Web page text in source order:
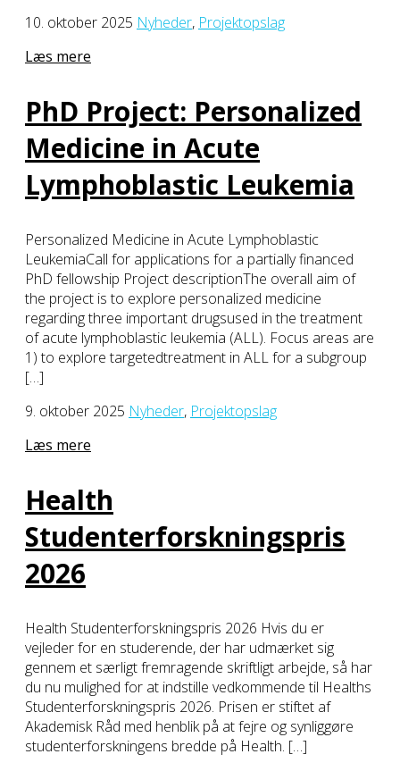
10. oktober 2025 Nyheder, Projektopslag
Læs mere
PhD Project: Personalized
Medicine in Acute
Lymphoblastic Leukemia
Personalized Medicine in Acute Lymphoblastic
LeukemiaCall for applications for a partially financed
PhD fellowship Project descriptionThe overall aim of
the project is to explore personalized medicine
regarding three important drugsused in the treatment
of acute lymphoblastic leukemia (ALL). Focus areas are
1) to explore targetedtreatment in ALL for a subgroup
[…]
9. oktober 2025 Nyheder, Projektopslag
Læs mere
Health
Studenterforskningspris
2026
Health Studenterforskningspris 2026 Hvis du er
vejleder for en studerende, der har udmærket sig
gennem et særligt fremragende skriftligt arbejde, så har
du nu mulighed for at indstille vedkommende til Healths
Studenterforskningspris 2026. Prisen er stiftet af
Akademisk Råd med henblik på at fejre og synliggøre
studenterforskningens bredde på Health. […]